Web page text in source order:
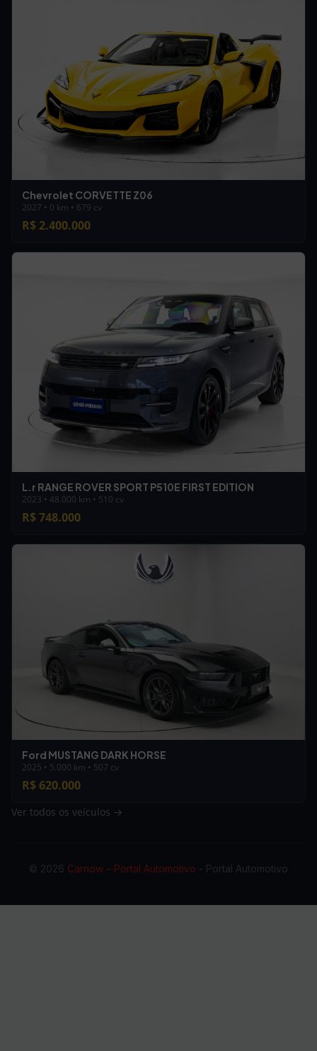
Chevrolet CORVETTE Z06
2027 • 0 km • 679 cv
R$ 2.400.000
L.r RANGE ROVER SPORT P510E FIRST EDITION
2023 • 48.000 km • 510 cv
R$ 748.000
Ford MUSTANG DARK HORSE
2025 • 5.000 km • 507 cv
R$ 620.000
Ver todos os veículos →
© 2026 Carnow – Portal Automotivo - Portal Automotivo